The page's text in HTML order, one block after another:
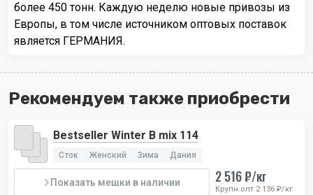
более 450 тонн. Каждую неделю новые привозы из
Европы, в том числе источником оптовых поставок
является ГЕРМАНИЯ.
Рекомендуем также приобрести
Bestseller Winter В mix 114
Сток Женский Зима Дания
Показать мешки в наличии 2 516 ₽/кг
Крупн.опт 2 136 ₽/кг